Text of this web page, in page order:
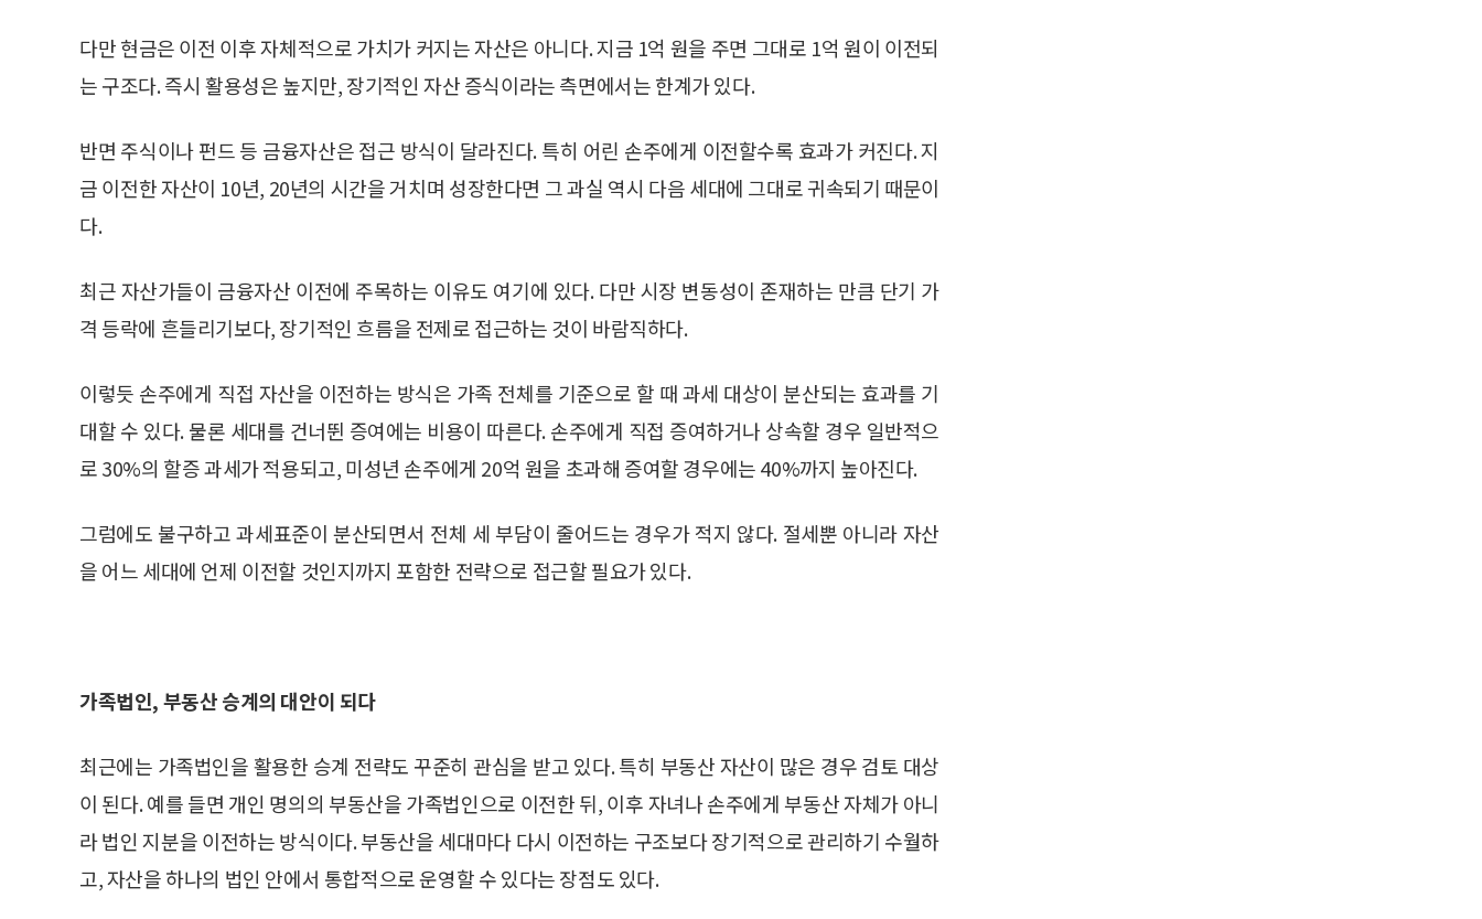
다만 현금은 이전 이후 자체적으로 가치가 커지는 자산은 아니다. 지금 1억 원을 주면 그대로 1억 원이 이전되
는 구조다. 즉시 활용성은 높지만, 장기적인 자산 증식이라는 측면에서는 한계가 있다.
반면 주식이나 펀드 등 금융자산은 접근 방식이 달라진다. 특히 어린 손주에게 이전할수록 효과가 커진다. 지
금 이전한 자산이 10년, 20년의 시간을 거치며 성장한다면 그 과실 역시 다음 세대에 그대로 귀속되기 때문이
다.
최근 자산가들이 금융자산 이전에 주목하는 이유도 여기에 있다. 다만 시장 변동성이 존재하는 만큼 단기 가
격 등락에 흔들리기보다, 장기적인 흐름을 전제로 접근하는 것이 바람직하다.
이렇듯 손주에게 직접 자산을 이전하는 방식은 가족 전체를 기준으로 할 때 과세 대상이 분산되는 효과를 기
대할 수 있다. 물론 세대를 건너뛴 증여에는 비용이 따른다. 손주에게 직접 증여하거나 상속할 경우 일반적으
로 30%의 할증 과세가 적용되고, 미성년 손주에게 20억 원을 초과해 증여할 경우에는 40%까지 높아진다.
그럼에도 불구하고 과세표준이 분산되면서 전체 세 부담이 줄어드는 경우가 적지 않다. 절세뿐 아니라 자산
을 어느 세대에 언제 이전할 것인지까지 포함한 전략으로 접근할 필요가 있다.
가족법인, 부동산 승계의 대안이 되다
최근에는 가족법인을 활용한 승계 전략도 꾸준히 관심을 받고 있다. 특히 부동산 자산이 많은 경우 검토 대상
이 된다. 예를 들면 개인 명의의 부동산을 가족법인으로 이전한 뒤, 이후 자녀나 손주에게 부동산 자체가 아니
라 법인 지분을 이전하는 방식이다. 부동산을 세대마다 다시 이전하는 구조보다 장기적으로 관리하기 수월하
고, 자산을 하나의 법인 안에서 통합적으로 운영할 수 있다는 장점도 있다.